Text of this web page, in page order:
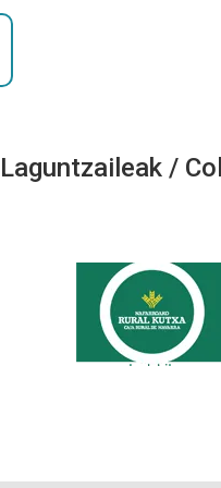
Laguntzaileak /